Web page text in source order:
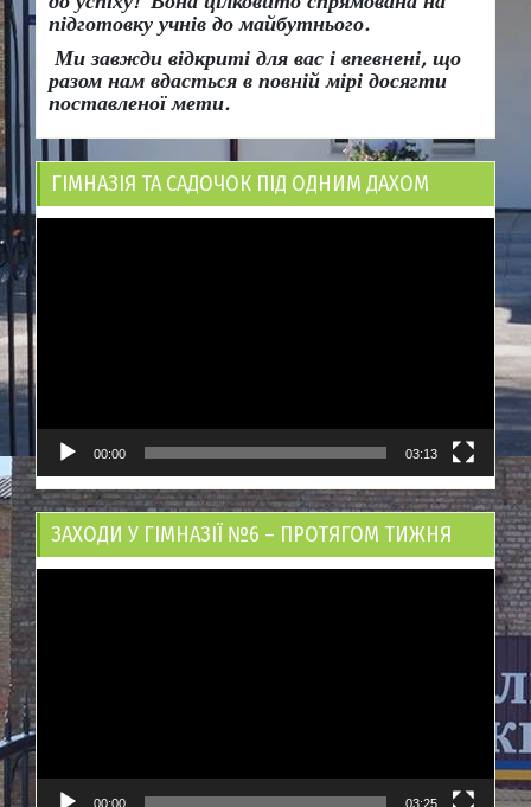
підготовку учнів до майбутнього.
Ми завжди відкриті для вас і впевнені, що
разом нам вдасться в повній мірі досягти
поставленої мети.
ГІМНАЗІЯ ТА САДОЧОК ПІД ОДНИМ ДАХОМ
00:00 03:13
ЗАХОДИ У ГІМНАЗІЇ №6 – ПРОТЯГОМ ТИЖНЯ
00:00 03:25